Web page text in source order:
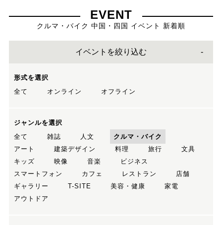
EVENT
クルマ・バイク 中国・四国 イベント 新着順
イベントを絞り込む
形式を選択
全て
オンライン オフライン
ジャンルを選択
全て
雑誌 人文
クルマ・バイク
アート
建築デザイン 料理 旅行
文具
キッズ
映像 音楽
ビジネス
スマートフォン
カフェ レストラン
店舗
ギャラリー
T-SITE 美容・健康
家電
アウトドア